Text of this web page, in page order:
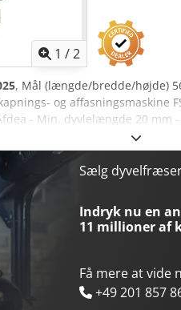
1 /2
, Mål (længde/bredde/højde)
og affasningsmaskine
- Min. dyvlelængde 20 mm
styrebøsning til Ø 8 mm dyvler
Sælg
Indryk nu en
11 millioner af
Få mere at vide
+49 201 857